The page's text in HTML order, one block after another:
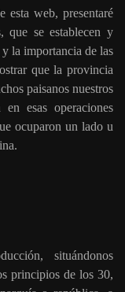
esta web, presentaré
que se establecen y
la importancia de las
que la provincia
paisanos nuestros
esas operaciones
ocuparon un lado u
situándonos
principios de los 30,